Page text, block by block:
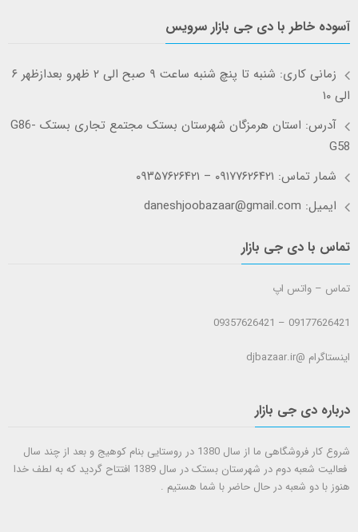
آسوده خاطر با دی جی بازار سرویس
زمانی کاری: شنبه تا پنچ شنبه ساعت ۹ صبح الی ۲ ظهرو بعدازظهر ۶
الی ۱۰
آدرس: استان هرمزگان شهرستان بستک مجتمع تجاری بستک G86-
G58
شمار تماس: ۰۹۱۷۷۶۲۶۴۲۱ – ۰۹۳۵۷۶۲۶۴۲۱
ایمیل: daneshjoobazaar@gmail.com
تماس با دی جی بازار
تماس – واتس اپ
09177626421 – 09357626421
اینستاگرام @djbazaar.ir
درباره دی جی بازار
شروع کار فروشگاهی ما از سال 1380 در روستایی بنام کوهیج و بعد از چند سال
فعالیت شعبه دوم در شهرستان بستک در سال 1389 افتتاح گردید که به لطف خدا
هنوز با دو شعبه در حال حاضر با شما هستيم .